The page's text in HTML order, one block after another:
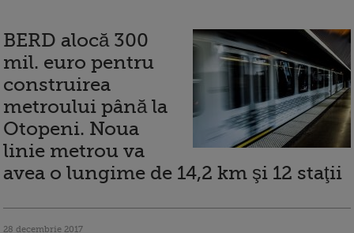
BERD alocă 300
mil. euro pentru
construirea
metroului până la
Otopeni. Noua
linie metrou va
avea o lungime de 14,2 km şi 12 staţii
28 decembrie 2017